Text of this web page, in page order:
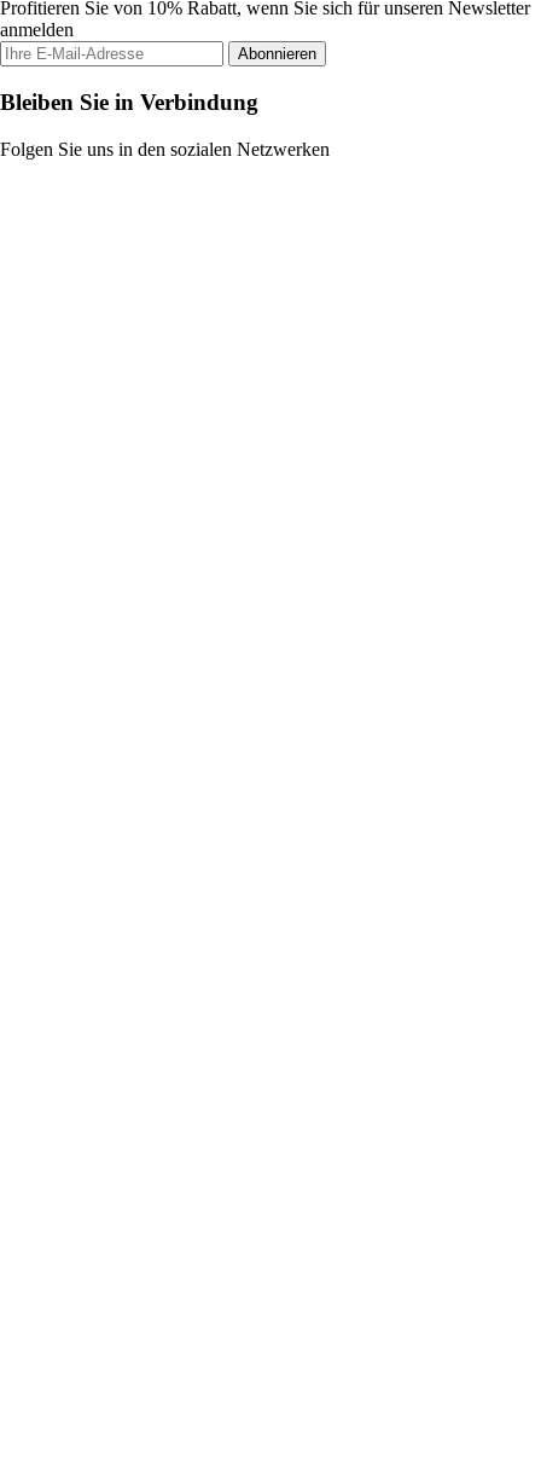
Profitieren Sie von 10% Rabatt, wenn Sie sich für unseren Newsletter
anmelden
Abonnieren
Bleiben Sie in Verbindung
Folgen Sie uns in den sozialen Netzwerken